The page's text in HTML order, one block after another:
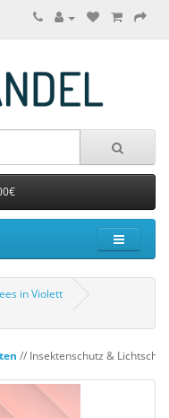
in Violett
// Insektenschutz &